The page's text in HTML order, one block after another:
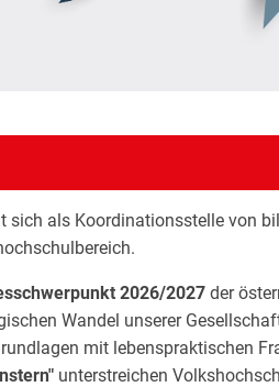
sich als Koordinationsstelle von
2026/2027der
Wandel unserer
mit lebenspraktischen
unterstreichen